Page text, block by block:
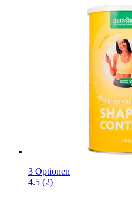
3 Optionen
4.5 (2)